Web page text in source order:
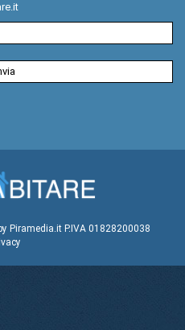
by Piramedia.itP.IVA 01828200038